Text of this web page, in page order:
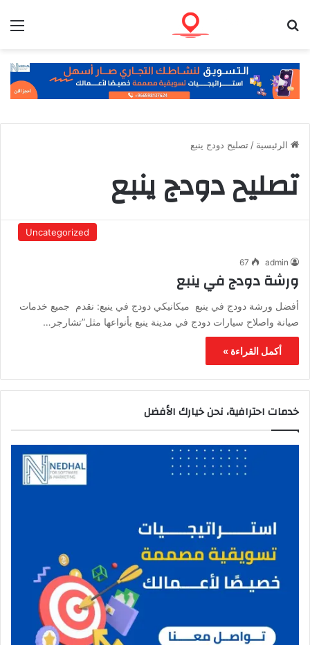
الرئيسية / تصليح دودج ينبع
تصليح دودج ينبع
Uncategorized
admin
67
ورشة دودج في ينبع
أفضل ورشة دودج في ينبع ميكانيكي دودج في ينبع: نقدم جميع خدمات
صيانة واصلاح سيارات دودج في مدينة ينبع بأنواعها مثل”تشارجر…
أكمل القراءة »
خدمات احترافية، نحن خيارك الأفضل